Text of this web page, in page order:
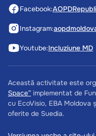
Facebook:
Instagram:
Youtube:Incluziune MD
Această activitate este
Space” implementat de
cu EcoVisio, EBA Moldova
oferite de Suedia.